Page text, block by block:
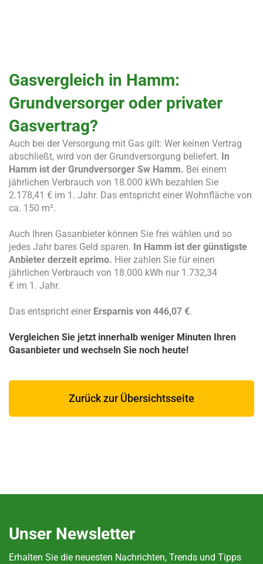
Gasvergleich in Hamm:
Grundversorger oder privater
Gasvertrag?
Auch bei der Versorgung mit Gas gilt: Wer keinen Vertrag
abschließt, wird von der Grundversorgung beliefert. In
Hamm ist der Grundversorger Sw Hamm. Bei einem
jährlichen Verbrauch von 18.000 kWh bezahlen Sie
2.178,41 € im 1. Jahr. Das entspricht einer Wohnfläche von
ca. 150 m².
Auch Ihren Gasanbieter können Sie frei wählen und so
jedes Jahr bares Geld sparen. In Hamm ist der günstigste
Anbieter derzeit eprimo. Hier zahlen Sie für einen
jährlichen Verbrauch von 18.000 kWh nur 1.732,34
€ im 1. Jahr.
Das entspricht einer Ersparnis von 446,07 €.
Vergleichen Sie jetzt innerhalb weniger Minuten Ihren
Gasanbieter und wechseln Sie noch heute!
Zurück zur Übersichtsseite
Unser Newsletter
Erhalten Sie die neuesten Nachrichten, Trends und Tipps